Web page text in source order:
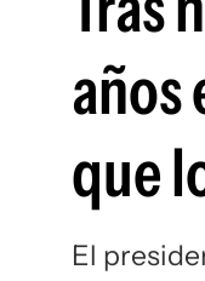
años
que
El